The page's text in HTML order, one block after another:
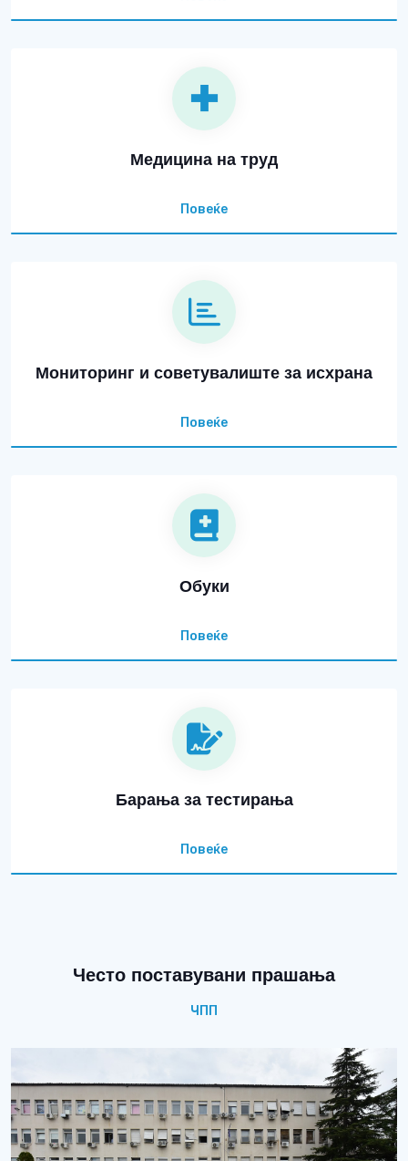
Медицина на труд
Повеќе
Мониторинг и советувалиште за исхрана
Повеќе
Обуки
Повеќе
Барања за тестирања
Повеќе
Често поставувани прашања
ЧПП